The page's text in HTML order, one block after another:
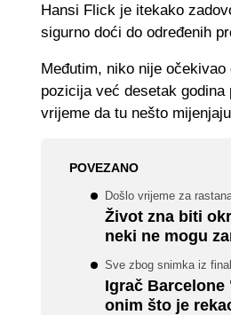
Hansi Flick je itekako
sigurno doći do određenih
Međutim, niko nije
pozicija već desetak godina
vrijeme da tu nešto
POVEZANO
Došlo vrijeme za
Život zna biti
neki ne mogu
Sve zbog snimka iz
Igrač
onim što je